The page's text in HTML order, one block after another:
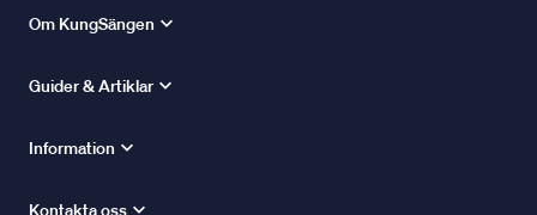
Om KungSängen
Guider & Artiklar
Information
Kontakta oss